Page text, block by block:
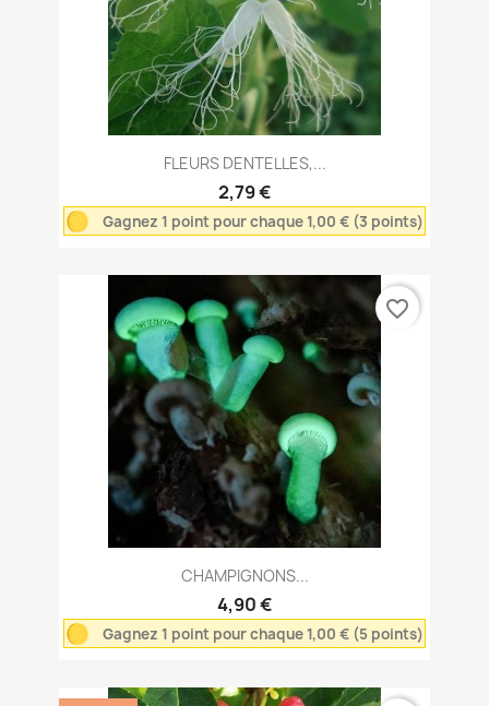
FLEURS DENTELLES,...
2,79 €
Gagnez 1 point pour chaque 1,00 € (3 points)
CHAMPIGNONS...
4,90 €
Gagnez 1 point pour chaque 1,00 € (5 points)
favorite_border